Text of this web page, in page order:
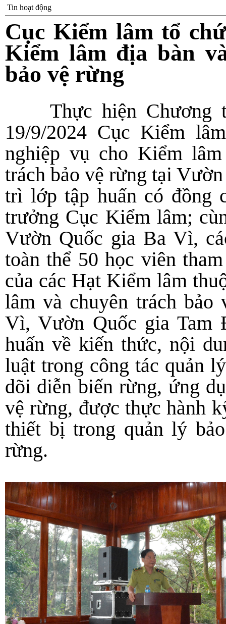
Tin hoạt động
Cục Kiểm lâm tổ
Kiểm lâm địa bàn
bảo vệ rừng
Thực hiện Chương
19/9/2024 Cục Kiểm
nghiệp vụ cho Kiểm
trách bảo vệ rừng tại
trì lớp tập huấn có đồng
trưởng Cục Kiểm lâm;
Vườn Quốc gia Ba Vì,
toàn thể 50 học viên
của các Hạt Kiểm lâm
lâm và chuyên trách
Vì, Vườn Quốc gia
huấn về kiến thức, nội
luật trong công tác quản
dõi diễn biến rừng, ứng
vệ rừng, được thực hành
thiết bị trong quản lý
rừng.